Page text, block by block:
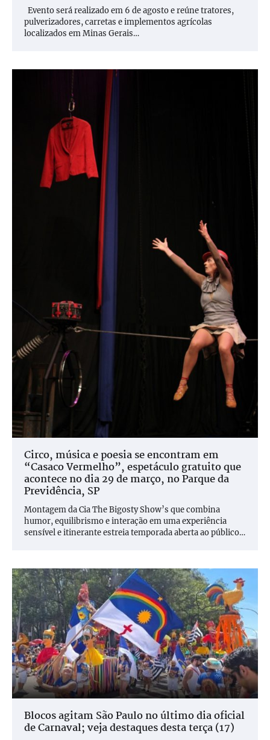
Evento será realizado em 6 de agosto e reúne tratores,
pulverizadores, carretas e implementos agrícolas
localizados em Minas Gerais…
Circo, música e poesia se encontram em
“Casaco Vermelho”, espetáculo gratuito que
acontece no dia 29 de março, no Parque da
Previdência, SP
Montagem da Cia The Bigosty Show’s que combina
humor, equilibrismo e interação em uma experiência
sensível e itinerante estreia temporada aberta ao público…
Blocos agitam São Paulo no último dia oficial
de Carnaval; veja destaques desta terça (17)